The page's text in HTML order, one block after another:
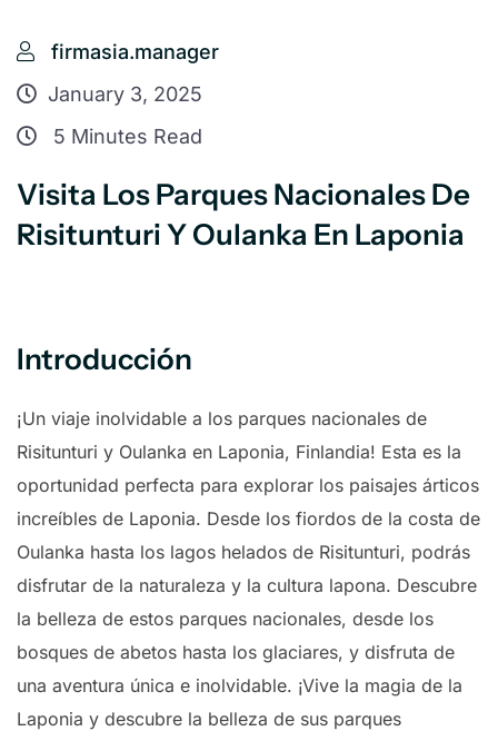
firmasia.manager
January 3, 2025
5 Minutes Read
Visita Los Parques Nacionales De
Risitunturi Y Oulanka En Laponia
Introducción
¡Un viaje inolvidable a los parques nacionales de
Risitunturi y Oulanka en Laponia, Finlandia! Esta es la
oportunidad perfecta para explorar los paisajes árticos
increíbles de Laponia. Desde los fiordos de la costa de
Oulanka hasta los lagos helados de Risitunturi, podrás
disfrutar de la naturaleza y la cultura lapona. Descubre
la belleza de estos parques nacionales, desde los
bosques de abetos hasta los glaciares, y disfruta de
una aventura única e inolvidable. ¡Vive la magia de la
Laponia y descubre la belleza de sus parques